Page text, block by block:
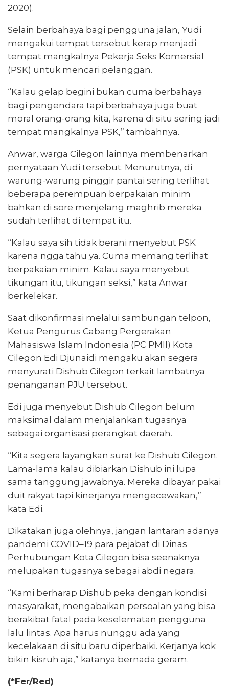
2020).
Selain berbahaya bagi pengguna jalan, Yudi
mengakui tempat tersebut kerap menjadi
tempat mangkalnya Pekerja Seks Komersial
(PSK) untuk mencari pelanggan.
“Kalau gelap begini bukan cuma berbahaya
bagi pengendara tapi berbahaya juga buat
moral orang-orang kita, karena di situ sering jadi
tempat mangkalnya PSK,” tambahnya.
Anwar, warga Cilegon lainnya membenarkan
pernyataan Yudi tersebut. Menurutnya, di
warung-warung pinggir pantai sering terlihat
beberapa perempuan berpakaian minim
bahkan di sore menjelang maghrib mereka
sudah terlihat di tempat itu.
“Kalau saya sih tidak berani menyebut PSK
karena ngga tahu ya. Cuma memang terlihat
berpakaian minim. Kalau saya menyebut
tikungan itu, tikungan seksi,” kata Anwar
berkelekar.
Saat dikonfirmasi melalui sambungan telpon,
Ketua Pengurus Cabang Pergerakan
Mahasiswa Islam Indonesia (PC PMII) Kota
Cilegon Edi Djunaidi mengaku akan segera
menyurati Dishub Cilegon terkait lambatnya
penanganan PJU tersebut.
Edi juga menyebut Dishub Cilegon belum
maksimal dalam menjalankan tugasnya
sebagai organisasi perangkat daerah.
“Kita segera layangkan surat ke Dishub Cilegon.
Lama-lama kalau dibiarkan Dishub ini lupa
sama tanggung jawabnya. Mereka dibayar pakai
duit rakyat tapi kinerjanya mengecewakan,”
kata Edi.
Dikatakan juga olehnya, jangan lantaran adanya
pandemi COVID–19 para pejabat di Dinas
Perhubungan Kota Cilegon bisa seenaknya
melupakan tugasnya sebagai abdi negara.
“Kami berharap Dishub peka dengan kondisi
masyarakat, mengabaikan persoalan yang bisa
berakibat fatal pada keselematan pengguna
lalu lintas. Apa harus nunggu ada yang
kecelakaan di situ baru diperbaiki. Kerjanya kok
bikin kisruh aja,” katanya bernada geram.
(*Fer/Red)